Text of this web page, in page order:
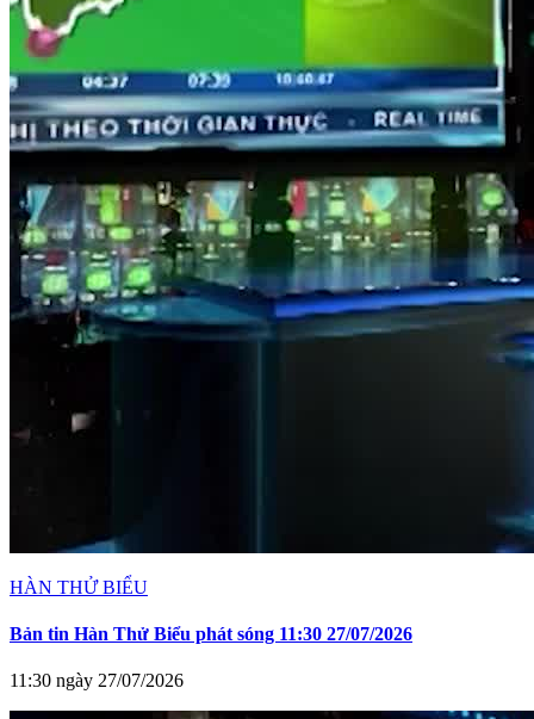
HÀN THỬ BIỂU
Bản tin Hàn Thử Biểu phát sóng 11:30 27/07/2026
11:30 ngày 27/07/2026